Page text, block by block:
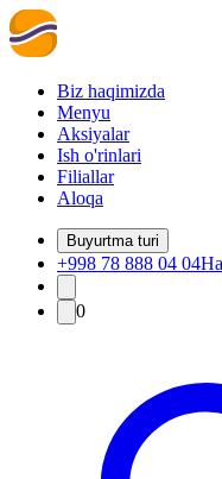
Biz haqimizda
Menyu
Aksiyalar
Ish o'rinlari
Filiallar
Aloqa
Buyurtma turi
+998 78 888 04 04
0